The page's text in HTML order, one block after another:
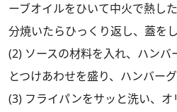
ーブオイルをひいて中火で熱し
分焼いたらひっくり返し、蓋を
(2) ソースの材料を入れ、ハン
とつけあわせを盛り、ハンバーグ
(3) フライパンをサッと洗い、